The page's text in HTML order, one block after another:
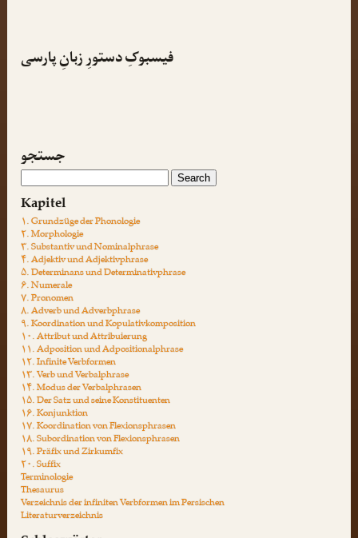
فیسبوکِ دستورِ زبانِ پارسی
جستجو
Kapitel
۱. Grundzüge der Phonologie
۲. Morphologie
۳. Substantiv und Nominalphrase
۴. Adjektiv und Adjektivphrase
۵. Determinans und Determinativphrase
۶. Numerale
۷. Pronomen
۸. Adverb und Adverbphrase
۹. Koordination und Kopulativkomposition
۱۰. Attribut und Attribuierung
۱۱. Adposition und Adpositionalphrase
۱۲. Infinite Verbformen
۱۳. Verb und Verbalphrase
۱۴. Modus der Verbalphrasen
۱۵. Der Satz und seine Konstituenten
۱۶. Konjunktion
۱۷. Koordination von Flexionsphrasen
۱۸. Subordination von Flexionsphrasen
۱۹. Präfix und Zirkumfix
۲۰. Suffix
Terminologie
Thesaurus
Verzeichnis der infiniten Verbformen im Persischen
Literaturverzeichnis